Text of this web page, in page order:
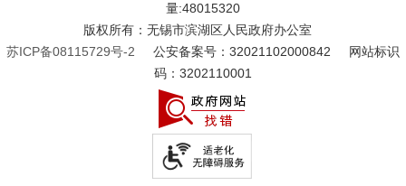
量:48015320
版权所有：无锡市滨湖区人民政府办公室
苏ICP备08115729号-2
公安备案号：32021102000842
网站标识
码：3202110001